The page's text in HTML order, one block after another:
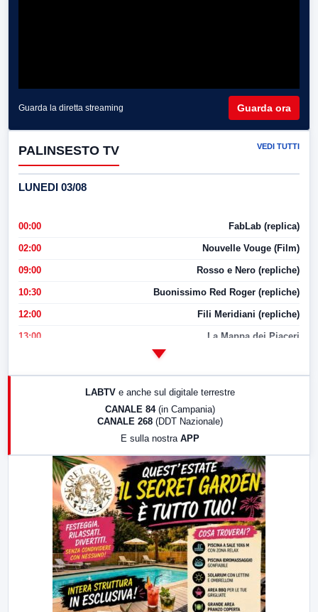
Guarda la diretta streaming Guarda ora
PALINSESTO TV VEDI TUTTI
LUNEDI 03/08
00:00 FabLab (replica)
02:00 Nouvelle Vouge (Film)
09:00 Rosso e Nero (repliche)
10:30 Buonissimo Red Roger (repliche)
12:00 Fili Meridiani (repliche)
13:00 La Mappa dei Piaceri
LabNews (replica)
LABTV e anche sul digitale terrestre
CANALE 84 (in Campania)
CANALE 268 (DDT Nazionale)
E sulla nostra APP